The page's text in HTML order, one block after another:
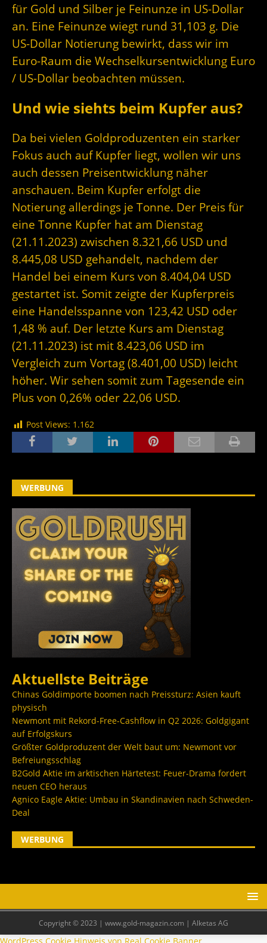
für Gold und Silber je Feinunze in US-Dollar
an. Eine Feinunze wiegt rund 31,103 g. Die
US-Dollar Notierung bewirkt, dass wir im
Euro-Raum die Wechselkursentwicklung Euro
/ US-Dollar beobachten müssen.
Und wie siehts beim Kupfer aus?
Da bei vielen Goldproduzenten ein starker
Fokus auch auf Kupfer liegt, wollen wir uns
auch dessen Preisentwicklung näher
anschauen. Beim Kupfer erfolgt die
Notierung allerdings je Tonne. Der Preis für
eine Tonne Kupfer hat am Dienstag
(21.11.2023) zwischen 8.321,66 USD und
8.445,08 USD gehandelt, nachdem der
Handel bei einem Kurs von 8.404,04 USD
gestartet ist. Somit zeigte der Kupferpreis
eine Handelsspanne von 123,42 USD oder
1,48 % auf. Der letzte Kurs am Dienstag
(21.11.2023) ist mit 8.423,06 USD im
Vergleich zum Vortag (8.401,00 USD) leicht
höher. Wir sehen somit zum Tagesende ein
Plus von 0,26% oder 22,06 USD.
Post Views: 1.162
WERBUNG
Aktuellste Beiträge
Chinas Goldimporte boomen nach Preissturz: Asien kauft
physisch
Newmont mit Rekord-Free-Cashflow in Q2 2026: Goldgigant
auf Erfolgskurs
Größter Goldproduzent der Welt baut um: Newmont vor
Befreiungsschlag
B2Gold Aktie im arktischen Härtetest: Feuer-Drama fordert
neuen CEO heraus
Agnico Eagle Aktie: Umbau in Skandinavien nach Schweden-
Deal
WERBUNG
Copyright © 2023 | www.gold-magazin.com | Alketas AG
WordPress Cookie Hinweis von Real Cookie Banner